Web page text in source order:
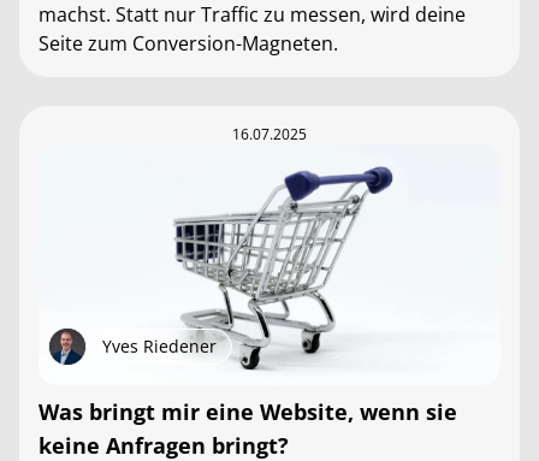
machst. Statt nur Traffic zu messen, wird deine
Seite zum Conversion-Magneten.
16.07.2025
Yves Riedener
Was bringt mir eine Website, wenn sie
keine Anfragen bringt?